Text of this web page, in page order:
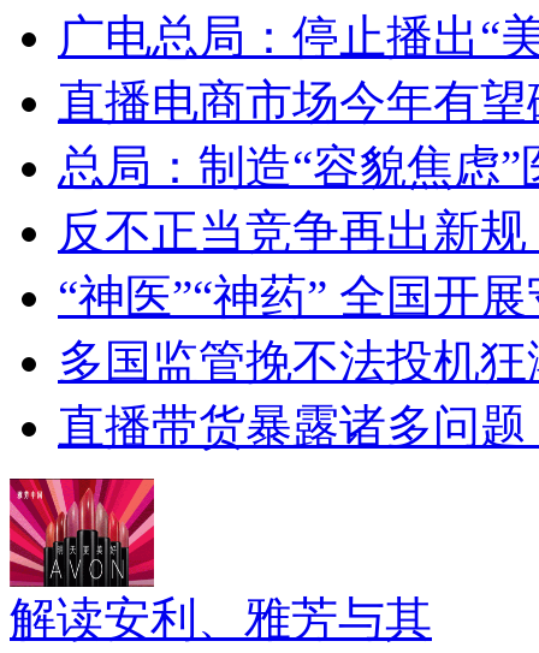
广电总局：停止播出“
直播电商市场今年有
总局：制造“容貌焦虑
反不正当竞争再出新
“神医”“神药” 全国开
多国监管挽不法投机
直播带货暴露诸多问
解读安利、雅芳与其